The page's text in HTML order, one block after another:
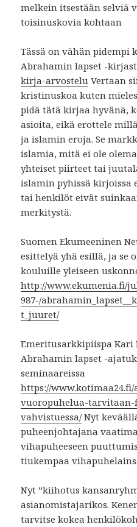
melkein itsestään selviä
toisinuskovia kohtaan
Tässä on vähän
Abrahamin lapset -
kirja-arvostelu Vertaan
kristinuskoa kuten
pidä tätä kirjaa hyvänä,
asioita, eikä erottele
ja islamin eroja. Se
islamia, mitä ei ole
yhteiset piirteet tai
islamin pyhissä kirjoissa
tai henkilöt eivät
merkitystä.
Suomen Ekumeeninen
esittelyä yhä esillä, ja se
kouluille yleiseen
http://www.ekumenia.fi/
987-/
t_juuret/
Emeritusarkkipiispa
Abrahamin lapset -
seminaareissa
https://
vuoropuhelua-
vahvistuessa/Nyt
puheenjohtajana
vihapuheeseen
tiukempaa
Nyt ”kiihotus
asianomistajarikos.
tarvitse kokea